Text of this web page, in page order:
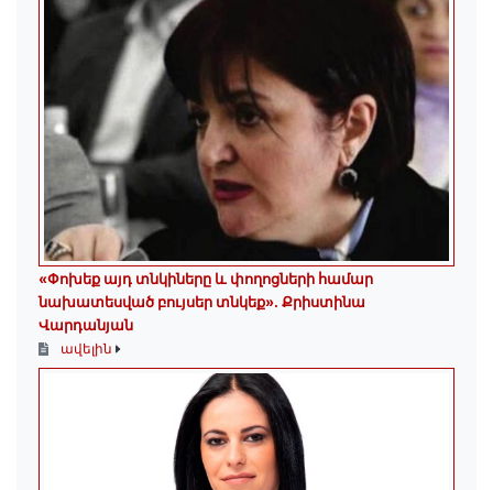
«Փոխեք այդ տնկիները և փողոցների համար
նախատեսված բույսեր տնկեք». Քրիստինա
Վարդանյան
ավելին